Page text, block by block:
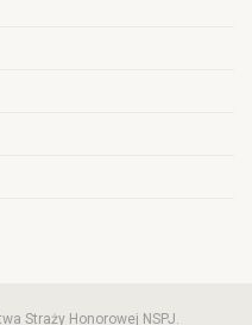
Straży Honorowej NSPJ.